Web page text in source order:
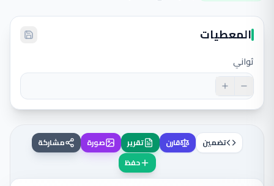
المعطيات
ثواني
تضمين قارن تقرير صورة مشاركة
حفظ